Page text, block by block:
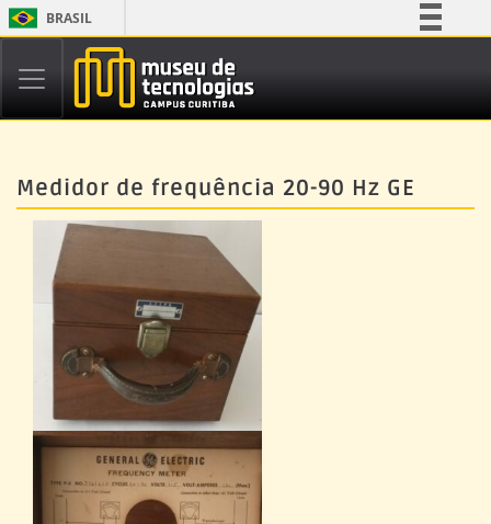
BRASIL
Participe
Legislação
Medidor de frequência 20-90 Hz GE